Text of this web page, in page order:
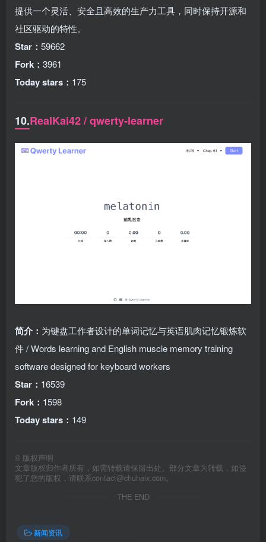
提供一个灵活、安全且高效的生产力工具，同时保持开源和
社区驱动的特性。
Star： 59662
Fork： 3961
Today stars： 175
10.RealKai42 / qwerty-learner
简介： 为键盘工作者设计的单词记忆与英语肌肉记忆锻炼软
件 / Words learning and English muscle memory training
software designed for keyboard workers
Star： 16539
Fork： 1598
Today stars： 149
© 版权声明
文章版权归作者所有，如需转载请保留出处。部分文章为转载，如侵
犯了您的版权，请联系contact@chuhaix.com。
THE END
新闻资讯